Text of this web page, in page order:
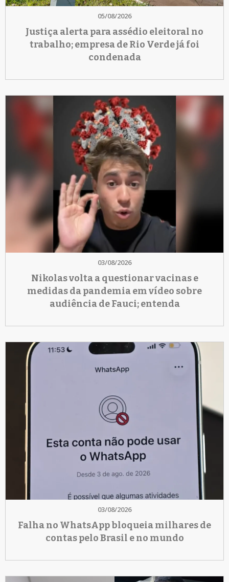
05/08/2026
Justiça alerta para assédio eleitoral no
trabalho; empresa de Rio Verde já foi
condenada
03/08/2026
Nikolas volta a questionar vacinas e
medidas da pandemia em vídeo sobre
audiência de Fauci; entenda
03/08/2026
Falha no WhatsApp bloqueia milhares de
contas pelo Brasil e no mundo